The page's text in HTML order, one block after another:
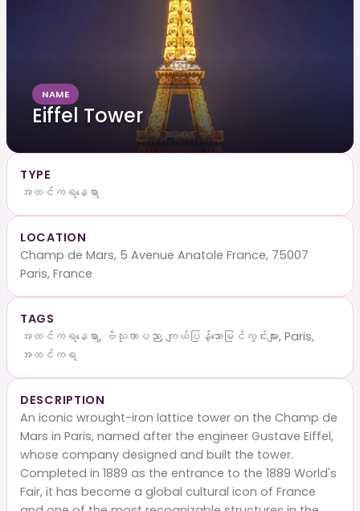
NAME
Eiffel Tower
TYPE
အထင်ကရနေရာ
LOCATION
Champ de Mars, 5 Avenue Anatole France, 75007
Paris, France
TAGS
အထင်ကရနေရာ, ဗိသုကာပညာ, ကျယ်ပြန့်သောမြင်ကွင်းများ, Paris,
အထင်ကရ
DESCRIPTION
An iconic wrought-iron lattice tower on the Champ de
Mars in Paris, named after the engineer Gustave Eiffel,
whose company designed and built the tower.
Completed in 1889 as the entrance to the 1889 World's
Fair, it has become a global cultural icon of France